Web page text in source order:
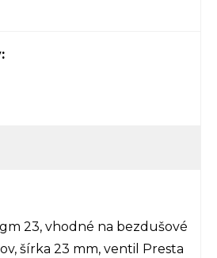
23, vhodné na bezdušové
šírka 23 mm, ventil Presta